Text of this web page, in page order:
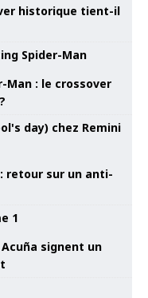
historique tient-il
Man : le crossover
retour sur un anti-
signent un